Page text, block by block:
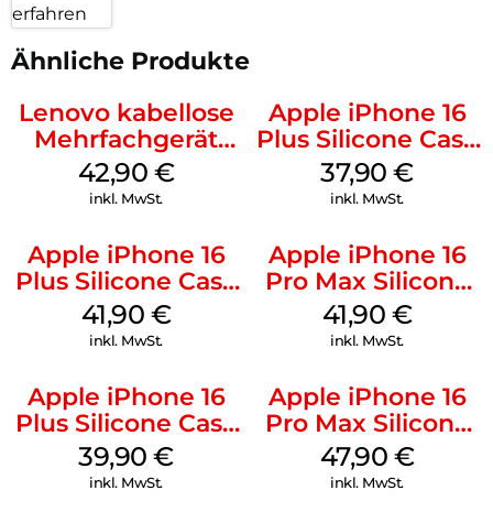
erfahren
Ähnliche Produkte
Lenovo kabellose
Mehrfachgerät
Luna Grey
42,90 €
inkl. MwSt.
Apple iPhone 16
Plus Silicone Case
MagSafe Lake
Green
37,90€
inkl. MwSt.
Apple iPhone 16
Plus Silicone Case
MagSafe Stone
Gray
41,90 €
inkl. MwSt.
Apple iPhone 16
Pro Max Silicone
Case MagSafe
Ultramarine
41,90 €
inkl. MwSt.
Apple iPhone 16
Plus Silicone Case
MagSafe Plum
39,90€
inkl. MwSt.
Apple iPhone 16
Pro Max Silicone
Case MagSafe
Black
47,90 €
inkl. MwSt.